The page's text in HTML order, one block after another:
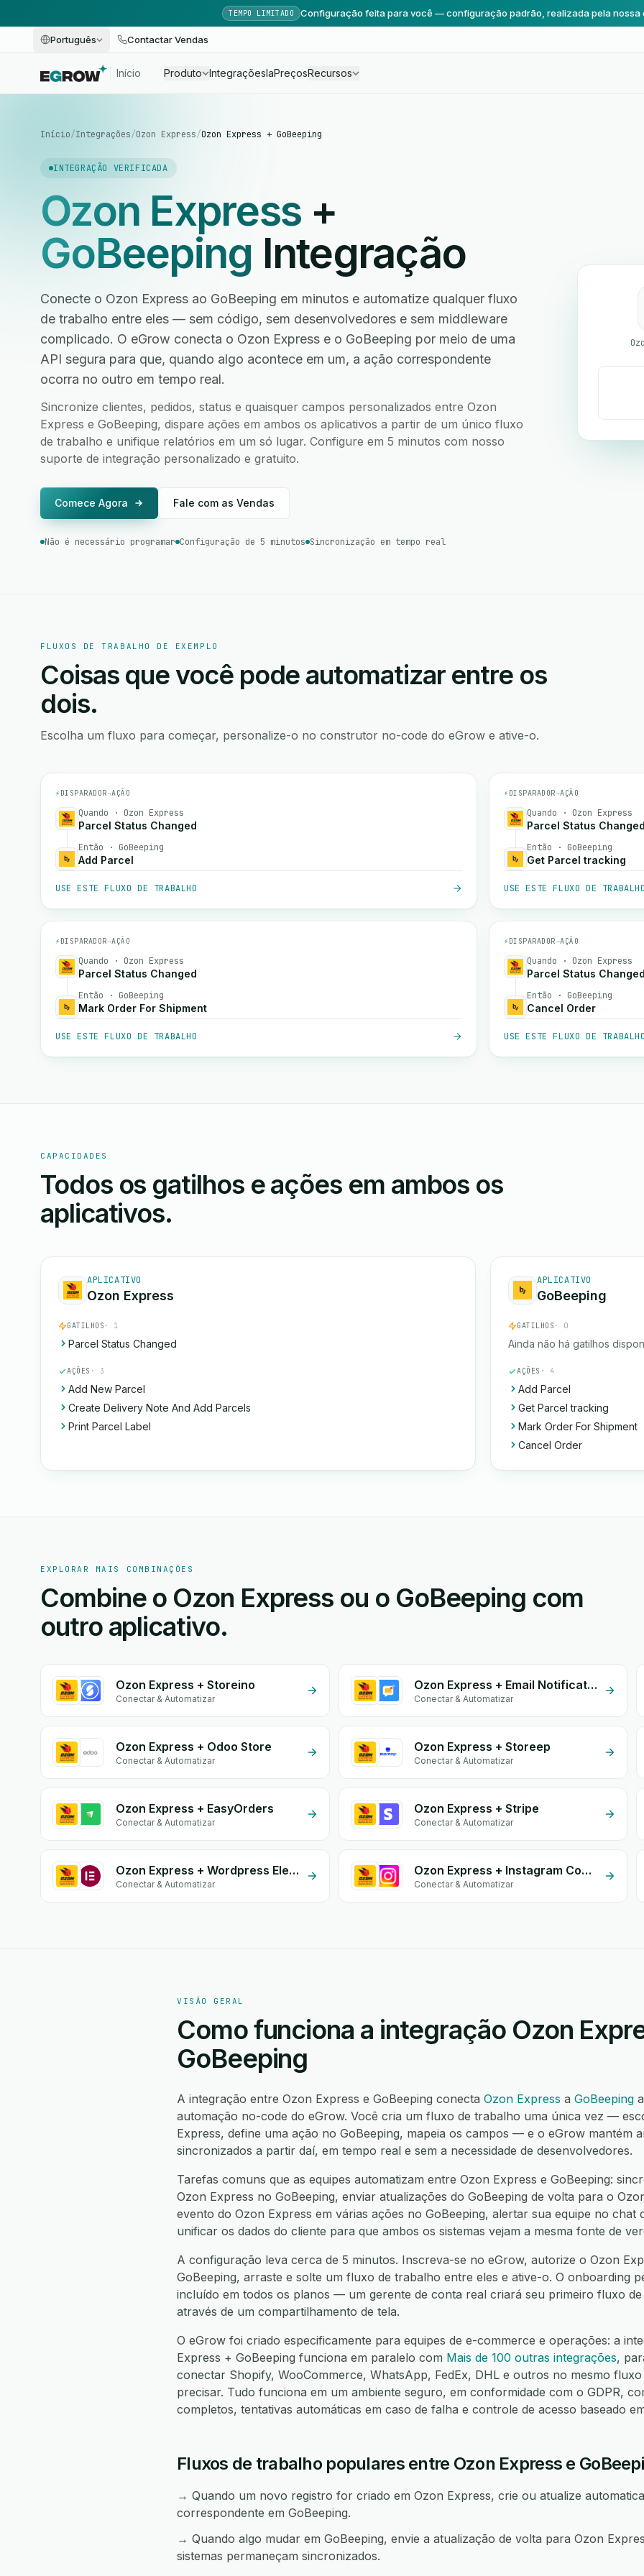
TEMPO LIMITADO Configuração feita para você — configuração padrão, realizada pela nossa
Português Contactar Vendas
Início Produto IntegraçõesIaPreçosRecursos
Início/Integrações/Ozon Express/Ozon Express + GoBeeping
INTEGRAÇÃO VERIFICADA
Ozon Express +
GoBeeping Integração
Conecte o Ozon Express ao GoBeeping em minutos e automatize qualquer fluxo
de trabalho entre eles — sem código, sem desenvolvedores e sem middleware
complicado. O eGrow conecta o Ozon Express e o GoBeeping por meio de uma
API segura para que, quando algo acontece em um, a ação correspondente
ocorra no outro em tempo real.
Sincronize clientes, pedidos, status e quaisquer campos personalizados entre Ozon
Express e GoBeeping, dispare ações em ambos os aplicativos a partir de um único fluxo
de trabalho e unifique relatórios em um só lugar. Configure em 5 minutos com nosso
suporte de integração personalizado e gratuito.
Comece Agora Fale com as Vendas
Não é necessário programar Configuração de 5 minutos Sincronização em tempo real
FLUXOS DE TRABALHO DE EXEMPLO
Coisas que você pode automatizar entre os
dois.
Escolha um fluxo para começar, personalize-o no construtor no-code do eGrow e ative-o.
⚡ DISPARADOR→AÇÃO
Quando · Ozon Express
Parcel Status Changed
Então · GoBeeping
Add Parcel
USE ESTE FLUXO DE TRABALHO
⚡ DISPARADOR→AÇÃO
Quando · Ozon Express
Parcel Status
Então · GoBeeping
Get Parcel tracking
USE ESTE FLUXO DE
⚡ DISPARADOR→AÇÃO
Quando · Ozon Express
Parcel Status Changed
Então · GoBeeping
Mark Order For Shipment
USE ESTE FLUXO DE TRABALHO
⚡ DISPARADOR→AÇÃO
Quando · Ozon Express
Parcel Status
Então · GoBeeping
Cancel Order
USE ESTE FLUXO DE
CAPACIDADES
Todos os gatilhos e ações em ambos os
aplicativos.
APLICATIVO
Ozon Express
GATILHOS · 1
Parcel Status Changed
AÇÕES · 3
Add New Parcel
Create Delivery Note And Add Parcels
Print Parcel Label
APLICATIVO
GoBeeping
GATILHOS · 0
Ainda não há gatilhos
AÇÕES · 4
Add Parcel
Get Parcel tracking
Mark Order For Shipment
Cancel Order
EXPLORAR MAIS COMBINAÇÕES
Combine o Ozon Express ou o GoBeeping com
outro aplicativo.
Ozon Express + Storeino
Conectar & Automatizar
Ozon Express + Email Notifications by eGrow
Conectar & Automatizar
Ozon Express + Odoo Store
Conectar & Automatizar
Ozon Express + Storeep
Conectar & Automatizar
Ozon Express + EasyOrders
Conectar & Automatizar
Ozon Express + Stripe
Conectar & Automatizar
Ozon Express + Wordpress Elementor
Conectar & Automatizar
Ozon Express + Instagram Comment
Conectar & Automatizar
VISÃO GERAL
Como funciona a integração Ozon
GoBeeping
A integração entre Ozon Express e GoBeeping conecta Ozon Express a GoBeeping
automação no-code do eGrow. Você cria um fluxo de trabalho uma única vez —
Express, define uma ação no GoBeeping, mapeia os campos — e o eGrow mantém
sincronizados a partir daí, em tempo real e sem a necessidade de desenvolvedores.
Tarefas comuns que as equipes automatizam entre Ozon Express e GoBeeping:
Ozon Express no GoBeeping, enviar atualizações do GoBeeping de volta para o
evento do Ozon Express em várias ações no GoBeeping, alertar sua equipe no chat
unificar os dados do cliente para que ambos os sistemas vejam a mesma fonte de
A configuração leva cerca de 5 minutos. Inscreva-se no eGrow, autorize o Ozon
GoBeeping, arraste e solte um fluxo de trabalho entre eles e ative-o. O onboarding
incluído em todos os planos — um gerente de conta real criará seu primeiro fluxo
através de um compartilhamento de tela.
O eGrow foi criado especificamente para equipes de e-commerce e operações: a
Express + GoBeeping funciona em paralelo com Mais de 100 outras integrações,
conectar Shopify, WooCommerce, WhatsApp, FedEx, DHL e outros no mesmo
precisar. Tudo funciona em um ambiente seguro, em conformidade com o GDPR,
completos, tentativas automáticas em caso de falha e controle de acesso baseado
Fluxos de trabalho populares entre Ozon Express e
→ Quando um novo registro for criado em Ozon Express, crie ou atualize
correspondente em GoBeeping.
→ Quando algo mudar em GoBeeping, envie a atualização de volta para Ozon
sistemas permaneçam sincronizados.